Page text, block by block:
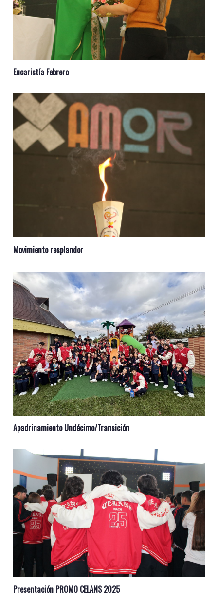
Eucaristía Febrero
Movimiento resplandor
Apadrinamiento Undécimo/Transición
Presentación PROMO CELANS 2025